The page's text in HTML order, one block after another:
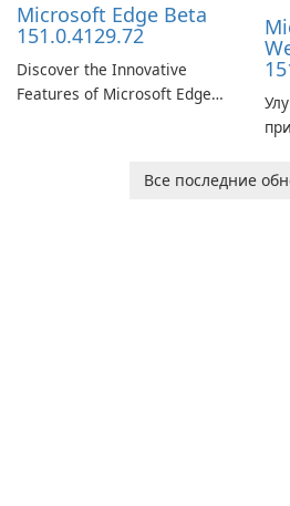
Microsoft Edge Beta
151.0.4129.72
Discover the Innovative
Features of Microsoft Edge
Corporation, is shaping the
Все последние